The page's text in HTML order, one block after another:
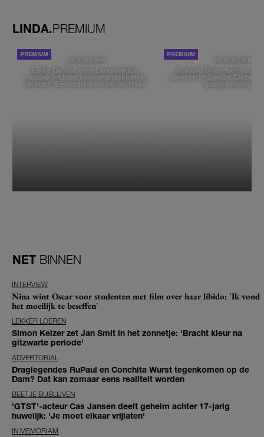
LINDA.PREMIUM
DE STAD VAN
Elske DeWall over Leeuwarden,
muziek en haar favoriete plekken in
de stad: 'Een stad die voelt als thuis'
DE STAD VAN
Isabelle Boer deelt haar
plekken in Zwolle: 'Deze
graag verborgen'
NET BINNEN
INTERVIEW
Nina wint Oscar voor studenten met film over haar libido: 'Ik vond
het moeilijk te beseffen'
LEKKER LOEREN
Simon Keizer zet Jan Smit in het zonnetje: 'Bracht kleur na
gitzwarte periode'
ADVERTORIAL
Draglegendes RuPaul en Conchita Wurst tegenkomen op de
Dam? Dat kan zomaar eens realiteit worden
BEETJE BIJBLIJVEN
'GTST'-acteur Cas Jansen deelt geheim achter 17-jarig
huwelijk: 'Je moet elkaar vrijlaten'
IN MEMORIAM